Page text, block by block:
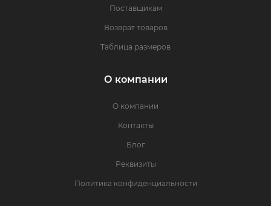
Поставщикам
Возврат товаров
Таблица размеров
О компании
О компании
Контакты
Блог
Реквизиты
Политика конфиденциальности